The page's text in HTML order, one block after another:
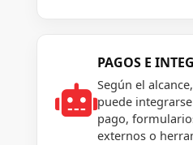

PAGOS E
Según el
puede
pago,
externos o